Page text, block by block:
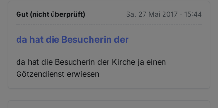
Gut (nicht überprüft) Sa. 27 Mai 2017 - 15:44
da hat die Besucherin der
da hat die Besucherin der Kirche ja einen
Götzendienst erwiesen